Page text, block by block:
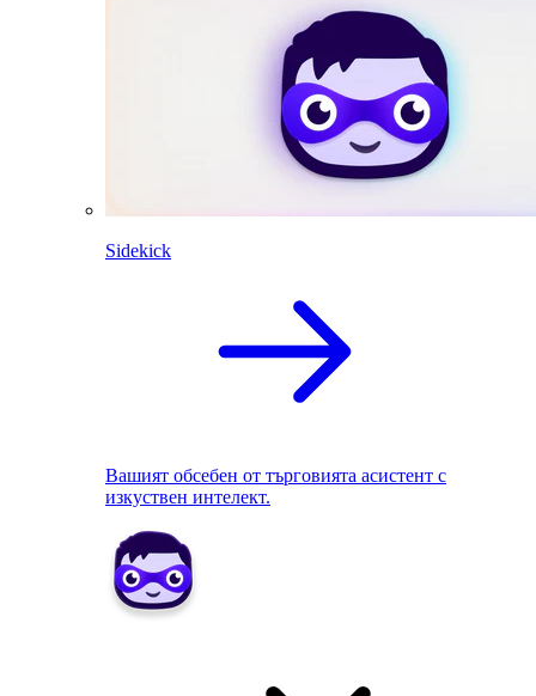
Sidekick
Вашият обсебен от търговията асистент с
изкуствен интелект.